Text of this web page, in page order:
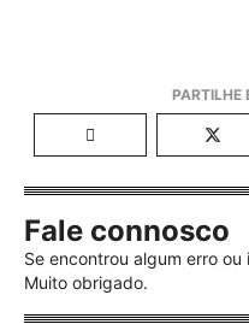
Fale connosco
Se encontrou algum erro
Muito obrigado.